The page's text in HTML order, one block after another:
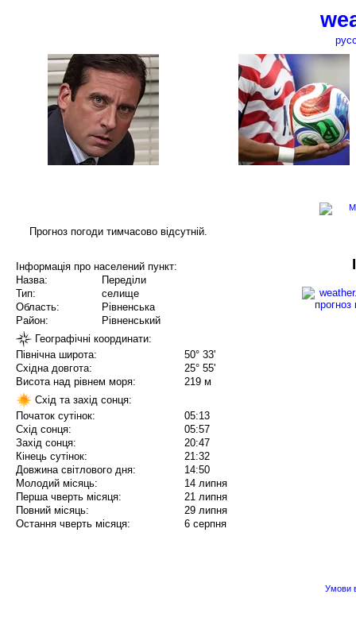
Прогноз погоди тимчасово відсутній.
Інформація про населений пункт:
Назва:
Переділи
Тип:
селище
Область:
Рівненська
Район:
Рівненський
Географічні координати:
Північна широта:
50° 33'
Східна довгота:
25° 55'
Висота над рівнем моря:
219 м
Схід та захід сонця:
Початок сутінок:
05:13
Схід сонця:
05:57
Захід сонця:
20:47
Кінець сутінок:
21:32
Довжина світлового дня:
14:50
Молодий місяць:
14 липня
Перша чверть місяця:
21 липня
Повний місяць:
29 липня
Остання чверть місяця:
6 серпня
Умови